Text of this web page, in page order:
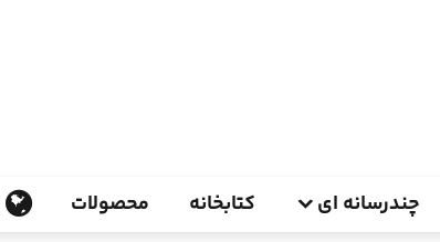
چندرسانه ای کتابخانه محصولات